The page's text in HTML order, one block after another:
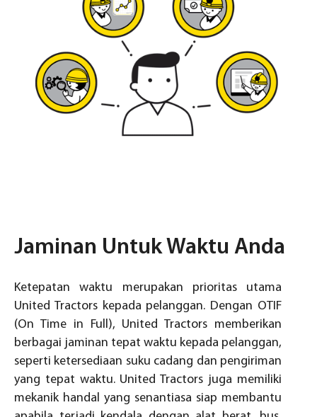
Jaminan Untuk Waktu Anda
Ketepatan waktu merupakan prioritas utama
United Tractors kepada pelanggan. Dengan OTIF
(On Time in Full), United Tractors memberikan
berbagai jaminan tepat waktu kepada pelanggan,
seperti ketersediaan suku cadang dan pengiriman
yang tepat waktu. United Tractors juga memiliki
mekanik handal yang senantiasa siap membantu